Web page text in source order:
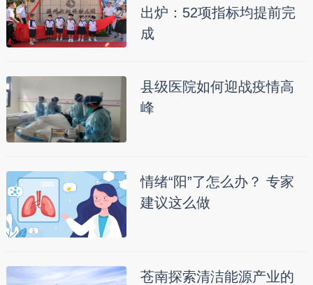
出炉：52项指标均提前完
成
县级医院如何迎战疫情高
峰
情绪“阳”了怎么办？ 专家
建议这么做
苍南探索清洁能源产业的